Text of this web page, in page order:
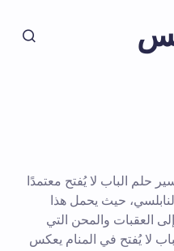
حلم الباب لا يُفتح معتمدًا
حيث يحمل هذا
العقبات والمحن التي
لا يُفتح في المنام يعكس